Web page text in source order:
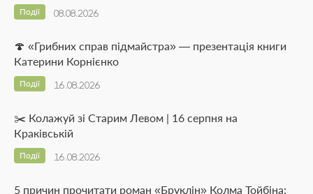
08.08.2026
Події
🍄 «Грибних справ підмайстра» — презентація книги
Катерини Корнієнко
16.08.2026
Події
✂️ Колажуй зі Старим Левом | 16 серпня на
Краківській
16.08.2026
Події
5 причин прочитати роман «Бруклін» Колма Тойбіна: